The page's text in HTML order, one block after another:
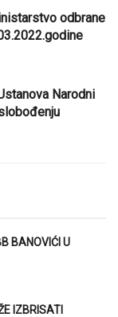
odbrane
Narodni
BANOVIĆI U
IZBRISATI